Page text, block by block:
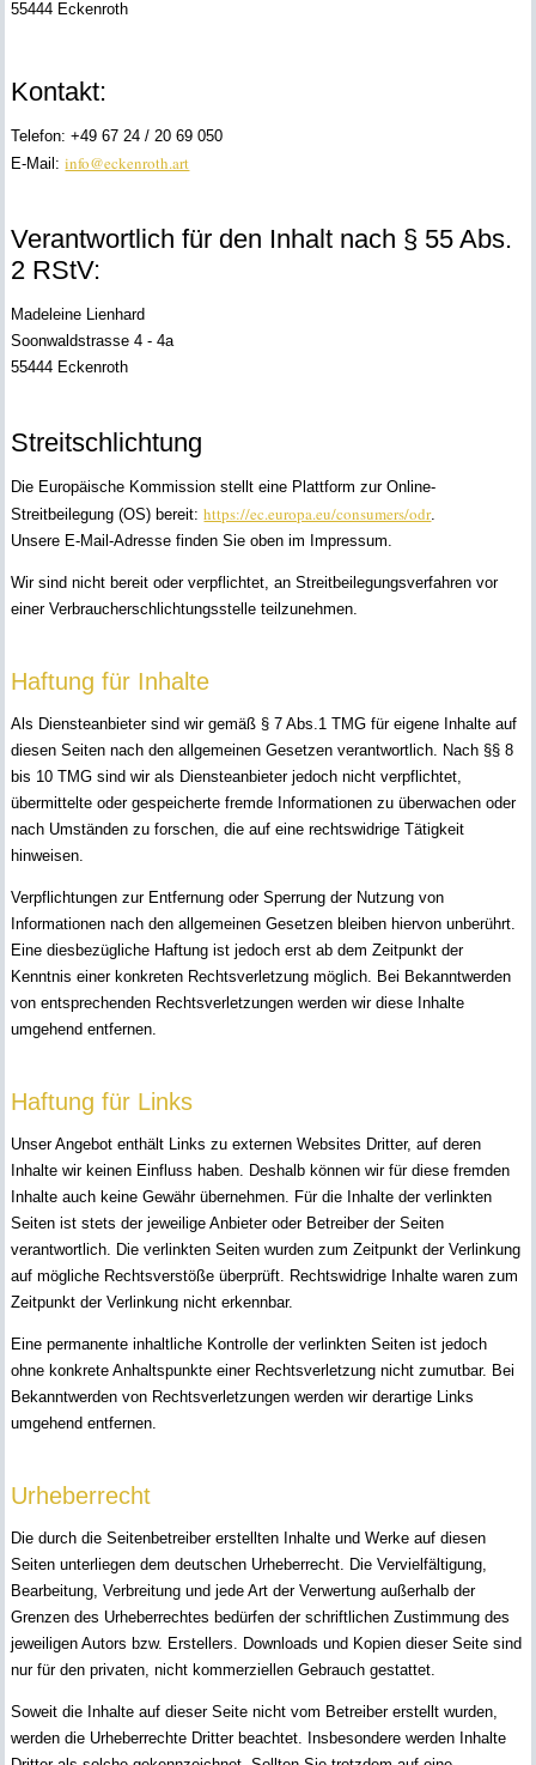
55444 Eckenroth
Kontakt:
Telefon: +49 67 24 / 20 69 050
E-Mail:info@eckenroth.art
Verantwortlich für den Inhalt nach § 55 Abs.
2 RStV:
Madeleine Lienhard
Soonwaldstrasse 4 - 4a
55444 Eckenroth
Streitschlichtung
Die Europäische Kommission stellt eine Plattform zur Online-
Streitbeilegung (OS) bereit:https://ec.europa.eu/consumers/odr.
Unsere E-Mail-Adresse finden Sie oben im Impressum.
Wir sind nicht bereit oder verpflichtet, an Streitbeilegungsverfahren vor
einer Verbraucherschlichtungsstelle teilzunehmen.
Haftung für Inhalte
Als Diensteanbieter sind wir gemäß § 7 Abs.1 TMG für eigene Inhalte auf
diesen Seiten nach den allgemeinen Gesetzen verantwortlich. Nach §§ 8
bis 10 TMG sind wir als Diensteanbieter jedoch nicht verpflichtet,
übermittelte oder gespeicherte fremde Informationen zu überwachen oder
nach Umständen zu forschen, die auf eine rechtswidrige Tätigkeit
hinweisen.
Verpflichtungen zur Entfernung oder Sperrung der Nutzung von
Informationen nach den allgemeinen Gesetzen bleiben hiervon unberührt.
Eine diesbezügliche Haftung ist jedoch erst ab dem Zeitpunkt der
Kenntnis einer konkreten Rechtsverletzung möglich. Bei Bekanntwerden
von entsprechenden Rechtsverletzungen werden wir diese Inhalte
umgehend entfernen.
Haftung für Links
Unser Angebot enthält Links zu externen Websites Dritter, auf deren
Inhalte wir keinen Einfluss haben. Deshalb können wir für diese fremden
Inhalte auch keine Gewähr übernehmen. Für die Inhalte der verlinkten
Seiten ist stets der jeweilige Anbieter oder Betreiber der Seiten
verantwortlich. Die verlinkten Seiten wurden zum Zeitpunkt der Verlinkung
auf mögliche Rechtsverstöße überprüft. Rechtswidrige Inhalte waren zum
Zeitpunkt der Verlinkung nicht erkennbar.
Eine permanente inhaltliche Kontrolle der verlinkten Seiten ist jedoch
ohne konkrete Anhaltspunkte einer Rechtsverletzung nicht zumutbar. Bei
Bekanntwerden von Rechtsverletzungen werden wir derartige Links
umgehend entfernen.
Urheberrecht
Die durch die Seitenbetreiber erstellten Inhalte und Werke auf diesen
Seiten unterliegen dem deutschen Urheberrecht. Die Vervielfältigung,
Bearbeitung, Verbreitung und jede Art der Verwertung außerhalb der
Grenzen des Urheberrechtes bedürfen der schriftlichen Zustimmung des
jeweiligen Autors bzw. Erstellers. Downloads und Kopien dieser Seite sind
nur für den privaten, nicht kommerziellen Gebrauch gestattet.
Soweit die Inhalte auf dieser Seite nicht vom Betreiber erstellt wurden,
werden die Urheberrechte Dritter beachtet. Insbesondere werden Inhalte